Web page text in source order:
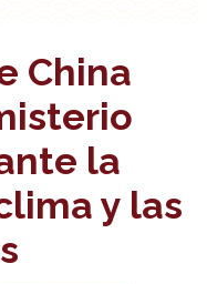
China
la
y las